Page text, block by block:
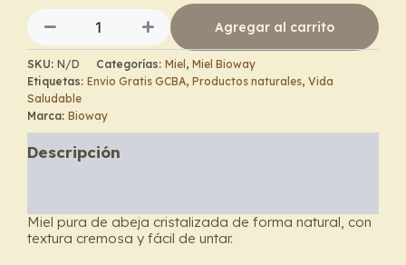
cantidad
Agregar al carrito
SKU: N/D Categorías: Miel, Miel Bioway
Etiquetas: Envio Gratis GCBA, Productos naturales, Vida
Saludable
Marca: Bioway
Descripción
Miel pura de abeja cristalizada de forma natural, con
textura cremosa y fácil de untar.